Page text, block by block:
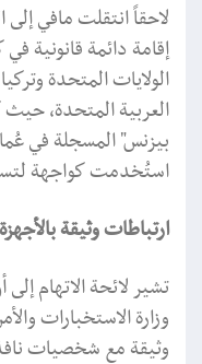
لاحقاً انتقلت مافي
إقامة دائمة قانونية في
الولايات المتحدة
العربية المتحدة،
بيزنس" المسجلة في
استُخدمت كواجهة
ارتباطات وثيقة بالأجهزة
تشير لائحة الاتهام
وزارة الاستخبارات
وثيقة مع شخصيات